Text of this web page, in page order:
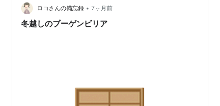
頑張っていきたいと思います。 サービス業の方たちは、
連休とかないから、 本当に大変ですよね。 高校生の頃、
ロコさんの備忘録 • 7ヶ月前
冬越しのブーゲンビリア